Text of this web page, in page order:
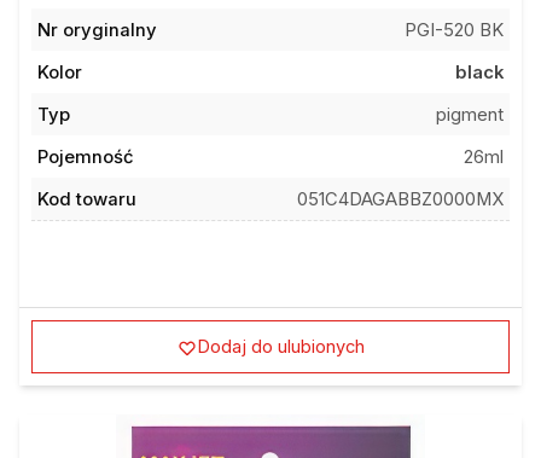
Nr oryginalny
PGI-520 BK
Kolor
black
Typ
pigment
Pojemność
26ml
Kod towaru
051C4DAGABBZ0000MX
Dodaj do ulubionych